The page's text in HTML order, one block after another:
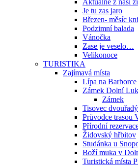
Aktuálně z naší
Je tu zas jaro
Březen- měsíc
Podzimní balada
Vánočka
Zase je veselo…
Velikonoce
TURISTIKA
Zajímavá místa
Lípa na Barborce
Zámek Dolní
Zámek
Tisovec
Průvodce trasou
Přírodní
Židovský hřbitov
Studánka u
Boží muka v
Turistická místa